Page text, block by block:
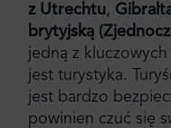
z Utrechtu,
brytyjską
jedną z kluczowych
jest turystyka.
jest bardzo
powinien czuć się